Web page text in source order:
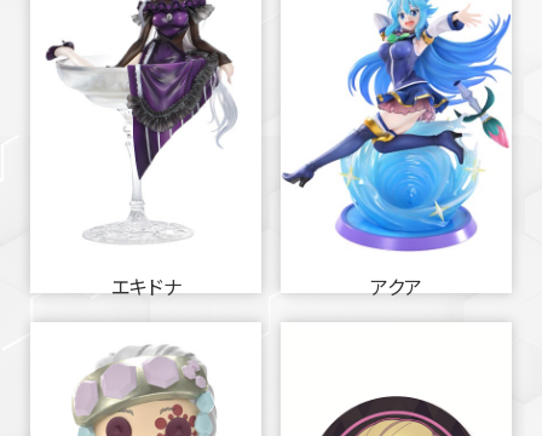
エキドナ アクア